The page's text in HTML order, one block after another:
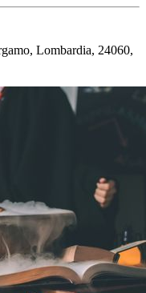
Lombardia, 24060,